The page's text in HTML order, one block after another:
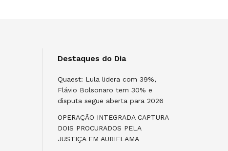
Destaques do Dia
Quaest: Lula lidera com 39%,
Flávio Bolsonaro tem 30% e
disputa segue aberta para 2026
OPERAÇÃO INTEGRADA CAPTURA
DOIS PROCURADOS PELA
JUSTIÇA EM AURIFLAMA